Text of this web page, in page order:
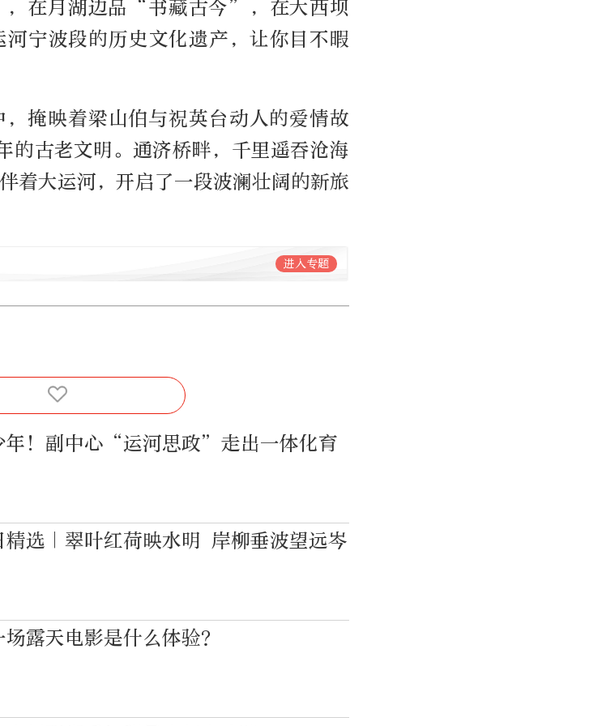
在月湖边品“书藏古今”，在大西坝
宁波段的历史文化遗产，让你目不暇
掩映着梁山伯与祝英台动人的爱情故
古老文明。通济桥畔，千里遥吞沧海
着大运河，开启了一段波澜壮阔的新旅
进入专题
年！副中心“运河思政”走出一体化育
精选｜翠叶红荷映水明 岸柳垂波望远岑
露天电影是什么体验？